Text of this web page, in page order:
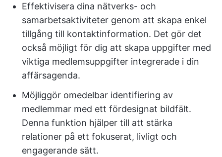
Effektivisera dina nätverks- och
samarbetsaktiviteter genom att skapa enkel
tillgång till kontaktinformation. Det gör det
också möjligt för dig att skapa uppgifter med
viktiga medlemsuppgifter integrerade i din
affärsagenda.
Möjliggör omedelbar identifiering av
medlemmar med ett fördesignat bildfält.
Denna funktion hjälper till att stärka
relationer på ett fokuserat, livligt och
engagerande sätt.